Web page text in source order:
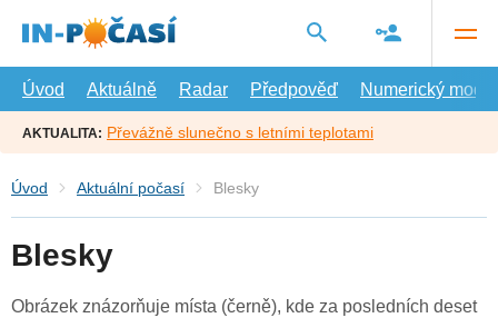
hlavní
Úvod
Aktuálně Radar Předpověď Numerický model
AKTUALITA: Převážně slunečno s letními teplotami
Úvod Aktuální počasí Blesky
Blesky
Obrázek znázorňuje místa (černě), kde za posledních deset